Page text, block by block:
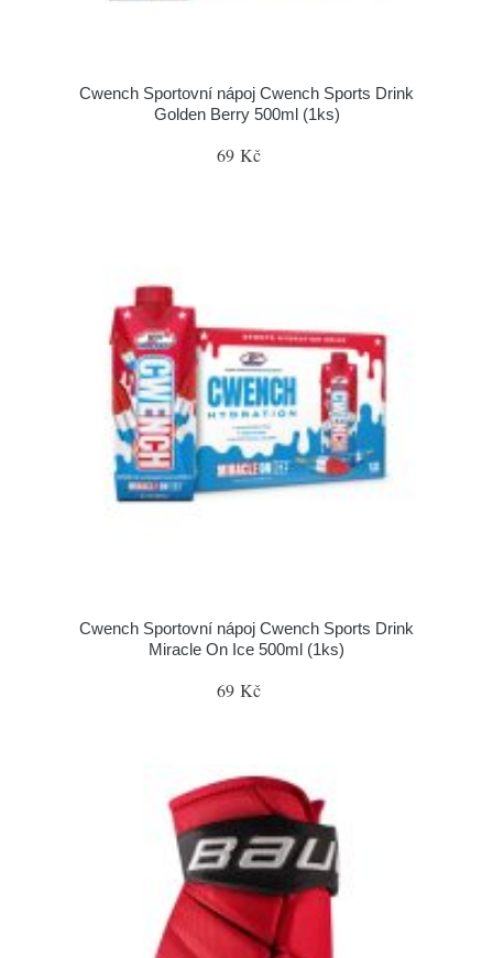
Cwench Sportovní nápoj Cwench Sports Drink
Golden Berry 500ml (1ks)
69 Kč
Cwench Sportovní nápoj Cwench Sports Drink
Miracle On Ice 500ml (1ks)
69 Kč